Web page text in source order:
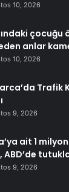
10, 2026
çocuğu
anlar
10, 2026
Trafik
9, 2026
ait 1
ABD’de
9, 2026